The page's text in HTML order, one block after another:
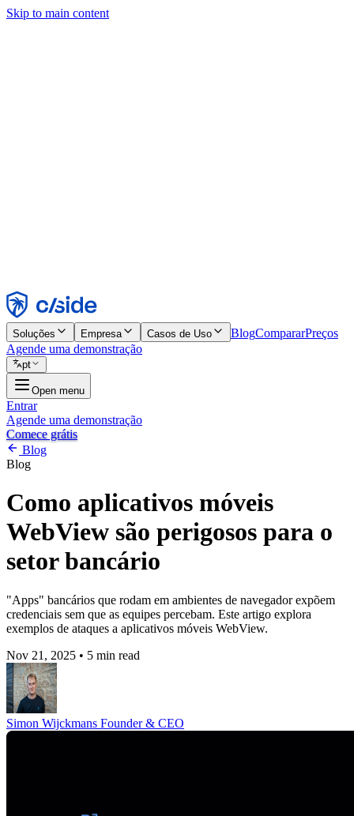
Skip to main content
Rejeitar
Soluções Empresa Casos de Uso BlogCompararPreços
Agende uma demonstração
pt
Open menu
Entrar
Agende uma demonstração
Comece grátis
Blog
Blog
Como aplicativos móveis
WebView são perigosos para o
setor bancário
"Apps" bancários que rodam em ambientes de navegador expõem
credenciais sem que as equipes percebam. Este artigo explora
exemplos de ataques a aplicativos móveis WebView.
Nov 21, 2025 • 5 min read
Simon Wijckmans Founder & CEO